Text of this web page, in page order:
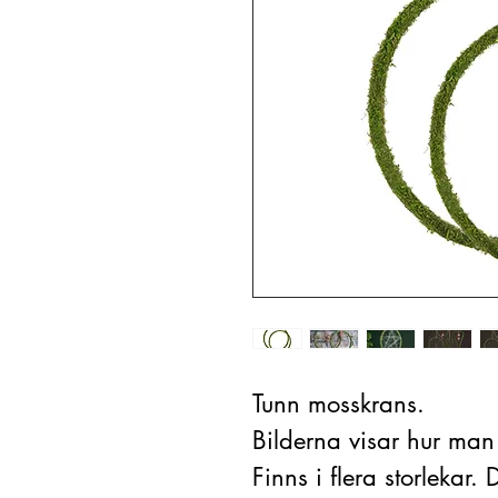
Tunn mosskrans.
Bilderna visar hur
Finns i flera storlekar.